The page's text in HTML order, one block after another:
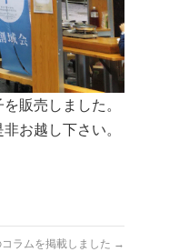
販売しました。
お越し下さい。
コラムを掲載しました →